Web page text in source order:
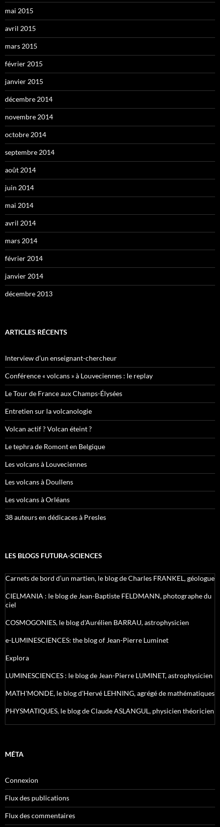
mai 2015
avril 2015
mars 2015
février 2015
janvier 2015
décembre 2014
novembre 2014
octobre 2014
septembre 2014
août 2014
juin 2014
mai 2014
avril 2014
mars 2014
février 2014
janvier 2014
décembre 2013
ARTICLES RÉCENTS
Interview d’un enseignant-chercheur
Conférence « volcans » à Louveciennes : le replay
Le Tour de France aux Champs-Élysées
Entretien sur la volcanologie
Volcan actif ? Volcan éteint ?
Le tephra de Romont en Belgique
Les volcans à Louveciennes
Les volcans à Doullens
Les volcans à Orléans
38 auteurs en dédicaces à Presles
LES BLOGS FUTURA-SCIENCES
Carnets de bord d’un martien, le blog de Charles FRANKEL, géologue
CIELMANIA : le blog de Jean-Baptiste FELDMANN, photographe du
ciel
COSMOGONIES, le blog d'Aurélien BARRAU, astrophysicien
e-LUMINESCIENCES: the blog of Jean-Pierre Luminet
Explora
LUMINESCIENCES : le blog de Jean-Pierre LUMINET, astrophysicien
MATH'MONDE, le blog d'Hervé LEHNING, agrégé de mathématiques
PHYSMATIQUES, le blog de Claude ASLANGUL, physicien théoricien
MÉTA
Connexion
Flux des publications
Flux des commentaires